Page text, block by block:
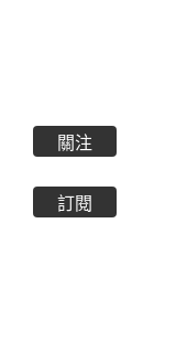
關注
訂閱